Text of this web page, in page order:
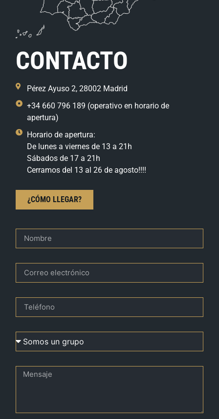
CONTACTO
Pérez Ayuso 2, 28002 Madrid
+34 660 796 189 (operativo en horario de
apertura)
Horario de apertura:
De lunes a viernes de 13 a 21h
Sábados de 17 a 21h
Cerramos del 13 al 26 de agosto!!!!
¿CÓMO LLEGAR?